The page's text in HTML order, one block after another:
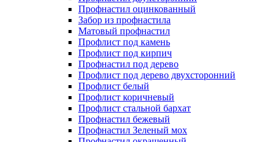
Профнастил оцинкованный
Забор из профнастила
Матовый профнастил
Профлист под камень
Профлист под кирпич
Профнастил под дерево
Профлист под дерево двухсторонний
Профлист белый
Профлист коричневый
Профлист стальной бархат
Профнастил бежевый
Профнастил Зеленый мох